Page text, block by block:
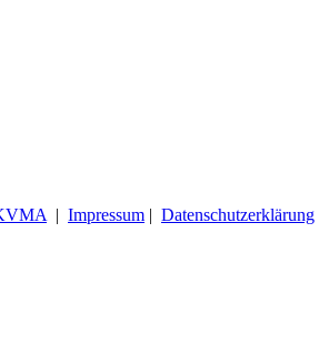
| Impressum | Datenschutzerklärung